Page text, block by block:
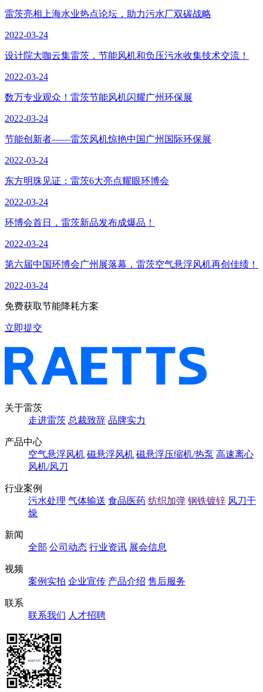
雷茨亮相上海水业热点论坛，助力污水厂双碳战略
2022-03-24
设计院大咖云集雷茨，节能风机和负压污水收集技术交流！
2022-03-24
数万专业观众！雷茨节能风机闪耀广州环保展
2022-03-24
节能创新者——雷茨风机惊艳中国广州国际环保展
2022-03-24
东方明珠见证：雷茨6大亮点耀眼环博会
2022-03-24
环博会首日，雷茨新品发布成爆品！
2022-03-24
第六届中国环博会广州展落幕，雷茨空气悬浮风机再创佳绩！
2022-03-24
免费获取节能降耗方案
立即提交
关于雷茨
走进雷茨 总裁致辞 品牌实力
产品中心
空气悬浮风机 磁悬浮风机 磁悬浮压缩机/热泵 高速离心
风机/风刀
行业案例
污水处理 气体输送 食品医药 纺织加弹 钢铁镀锌 风刀干
燥
新闻
全部 公司动态 行业资讯 展会信息
视频
案例实拍 企业宣传 产品介绍 售后服务
联系
联系我们 人才招聘